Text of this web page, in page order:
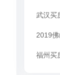
武汉买
2019
福州买